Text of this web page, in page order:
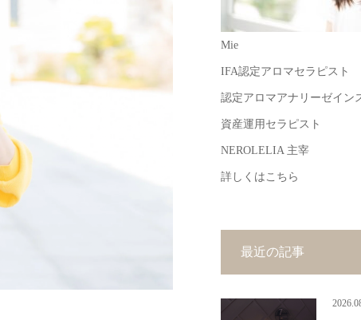
Mie
IFA認定アロマセラピスト
認定アロマアナリーゼイン
資産運用セラピスト
NEROLELIA 主宰
詳しくはこちら
最近の記事